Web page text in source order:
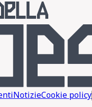
NotizieCookie policy